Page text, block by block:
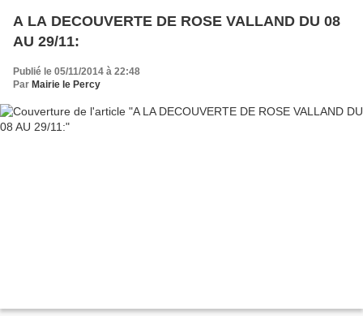
A LA DECOUVERTE DE ROSE VALLAND DU 08
AU 29/11:
Publié le 05/11/2014 à 22:48
Par Mairie le Percy